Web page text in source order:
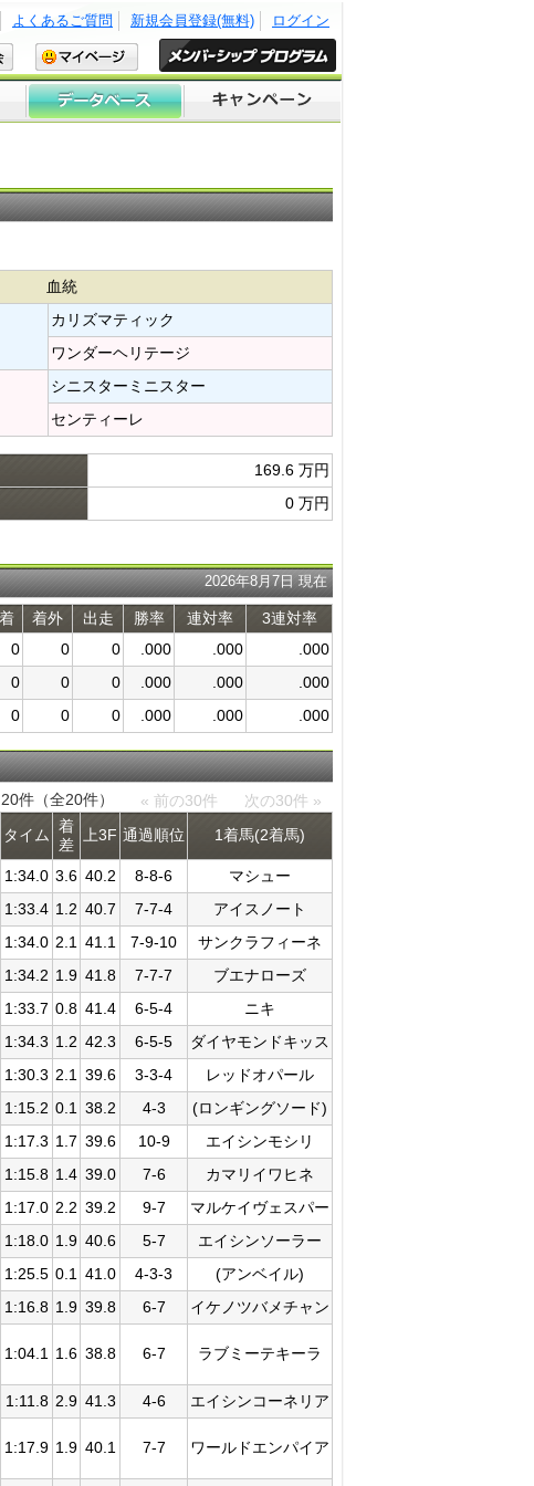
ログイン
新規会員登録(無料)
よくあるご質問
血統
カリズマティック​
ワンダーヘリテージ​
シニスターミニスター​
センティーレ​
169.6 万円
0 万円
2026年8月7日 現在
着外 出走 勝率 連対率
3連対率
0 0 0 .000 .000
.000
0 0 0 .000 .000
.000
0 0 0 .000 .000 .000
件（全20件） « 前の30件
次の30件 »
タイム 着
差
上3F 通過​順位 1着馬(2着馬)
1:34.0 3.6 40.2 8-8-6
マシュー
1:33.4 1.2 40.7 7-7-4
アイスノート
1:34.0 2.1 41.1 7-9-10
サンクラフィーネ
1:34.2 1.9 41.8 7-7-7
ブエナローズ
1:33.7 0.8 41.4 6-5-4
ニキ
1:34.3 1.2 42.3 6-5-5
ダイヤモンドキッス
1:30.3 2.1 39.6 3-3-4
レッドオパール
1:15.2 0.1 38.2 4-3
(ロンギングソード)
1:17.3 1.7 39.6 10-9
エイシンモシリ
1:15.8 1.4 39.0 7-6
カマリイワヒネ
1:17.0 2.2 39.2 9-7
マルケイヴェスパー
1:18.0 1.9 40.6 5-7
エイシンソーラー
1:25.5 0.1 41.0 4-3-3
(アンベイル)
1:16.8 1.9 39.8 6-7 イケノツバメチャン
1:04.1 1.6 38.8 6-7 ラブミーテキーラ
1:11.8 2.9 41.3 4-6 エイシンコーネリア
1:17.9 1.9 40.1 7-7 ワールドエンパイア